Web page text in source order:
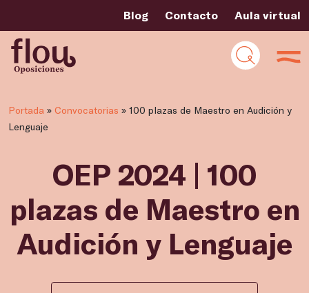
Blog Contacto Aula virtual
Portada » Convocatorias » 100 plazas de Maestro en Audición y
Lenguaje
OEP 2024 | 100
plazas de Maestro en
Audición y Lenguaje